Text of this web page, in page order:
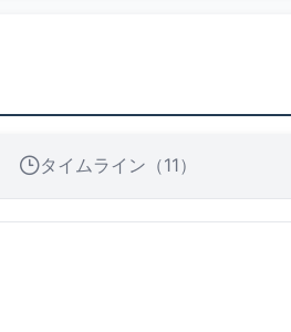
タイムライン（11）